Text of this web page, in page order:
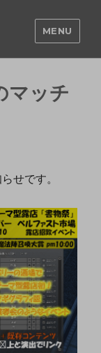
MENU
マッチ
せです。